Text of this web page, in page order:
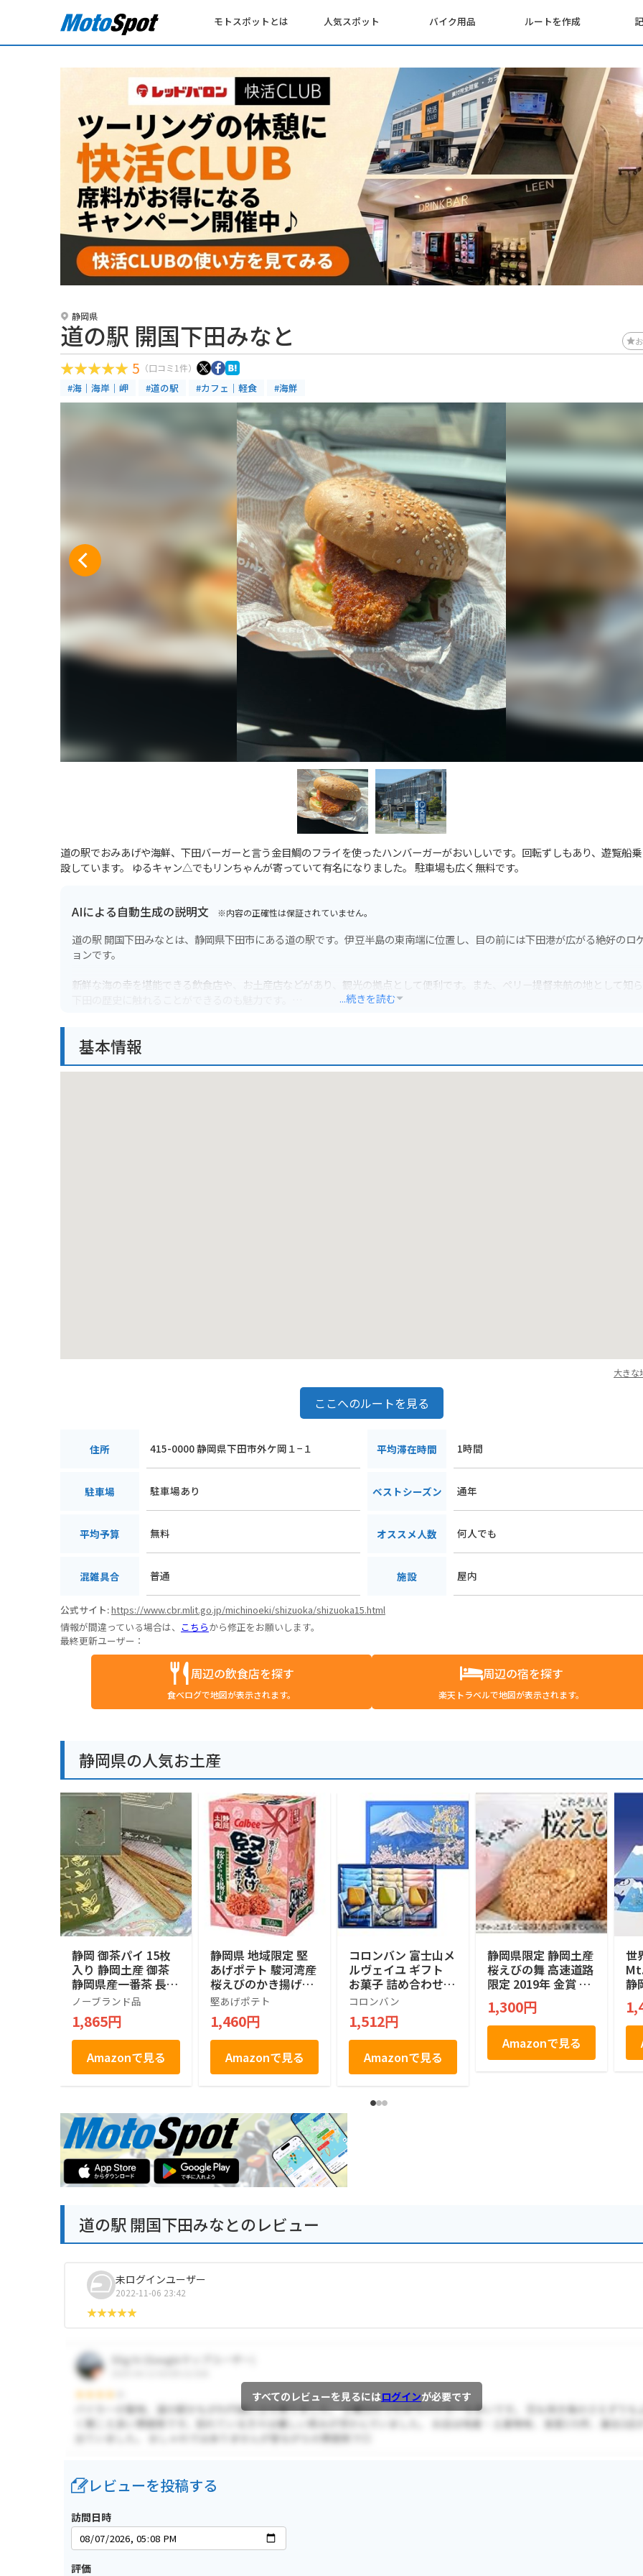
モトスポットとは 人気スポット バイク用品 ルートを作成
静岡県
道の駅 開国下田みなと
5 （口コミ1件）
#海｜海岸｜岬 #道の駅 #カフェ｜軽食 #海鮮
道の駅でおみあげや海鮮、下田バーガーと言う金目鯛のフライを使ったハンバーガーがおいしいです。回転ずしもあり、遊覧船
設しています。 ゆるキャン△でもリンちゃんが寄っていて有名になりました。 駐車場も広く無料です。
AIによる自動生成の説明文 ※内容の正確性は保証されていません。
道の駅 開国下田みなとは、静岡県下田市にある道の駅です。伊豆半島の東南端に位置し、目の前には下田港が広がる絶好のロ
ョンです。
新鮮な海の幸を堪能できる飲食店や、お土産店などがあり、観光の拠点として便利です。また、ペリー提督来航の地として知
られる了仙寺、ペリーロードなど、見どころがたくさんあります。道の駅を起点に、伊豆半島の風光明媚な景色を楽しみながら
...続きを読む
基本情報
大きな
ここへのルートを見る
住所 415-0000 静岡県下田市外ケ岡１−１ 平均滞在時間 1時間
駐車場 駐車場あり ベストシーズン 通年
平均予算 無料 オススメ人数 何人でも
混雑具合 普通 施設 屋内
公式サイト:https://www.cbr.mlit.go.jp/michinoeki/shizuoka/shizuoka15.html
情報が間違っている場合は、 こちらから修正をお願いします。
最終更新ユーザー：
周辺の飲食店を探す
食べログで地図が表示されます。
周辺の宿を探す
楽天トラベルで地図が表示されます。
静岡県の人気お土産
静岡 御茶パイ 15枚
入り 静岡土産 御茶
静岡県産一番茶 長登
屋
ノーブランド品
1,865円
Amazonで見る
静岡県 地域限定 堅
あげポテト 駿河湾産
桜えびのかき揚げ味
120g (15g×8袋入)
堅あげポテト
1,460円
Amazonで見る
コロンバン 富士山メ
ルヴェイユ ギフト
お菓子 詰め合わせ
個包装 土産 お菓子
贈答 銘店 ラングド
シャ 21枚入り
コロンバン
1,512円
Amazonで見る
静岡県限定 静岡土産
桜えびの舞 高速道路
限定 2019年 金賞 M
ONDE SELECTION
絶対買い 焼菓子 煎
餅 せんべい １２個
1,300円
Amazonで見る
世
静
定
ッ
ペ
道の駅 開国下田みなとのレビュー
未ログインユーザー
2022-11-06 23:42
すべてのレビューを見るにはログインが必要です
レビューを投稿する
訪問日時
評価